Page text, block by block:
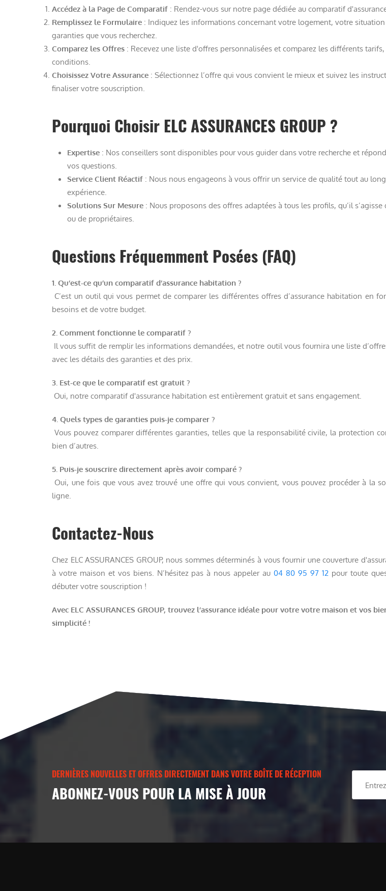
Accédez à la Page de Comparatif : Rendez-vous sur notre page dédiée au comparatif
Remplissez le Formulaire : Indiquez les informations concernant votre logement, votre
garanties que vous recherchez.
Comparez les Offres : Recevez une liste d'offres personnalisées et comparez les différents
conditions.
Choisissez Votre Assurance : Sélectionnez l’offre qui vous convient le mieux et suivez les
finaliser votre souscription.
Pourquoi Choisir ELC ASSURANCES GROUP ?
Expertise : Nos conseillers sont disponibles pour vous guider dans votre recherche et
vos questions.
Service Client Réactif : Nous nous engageons à vous offrir un service de qualité tout au
expérience.
Solutions Sur Mesure : Nous proposons des offres adaptées à tous les profils, qu’il s’agisse
ou de propriétaires.
Questions Fréquemment Posées (FAQ)
1. Qu’est-ce qu’un comparatif d’assurance habitation ?
C’est un outil qui vous permet de comparer les différentes offres d’assurance habitation en
besoins et de votre budget.
2. Comment fonctionne le comparatif ?
Il vous suffit de remplir les informations demandées, et notre outil vous fournira une liste
avec les détails des garanties et des prix.
3. Est-ce que le comparatif est gratuit ?
Oui, notre comparatif d'assurance habitation est entièrement gratuit et sans engagement.
4. Quels types de garanties puis-je comparer ?
Vous pouvez comparer différentes garanties, telles que la responsabilité civile, la protection
bien d’autres.
5. Puis-je souscrire directement après avoir comparé ?
Oui, une fois que vous avez trouvé une offre qui vous convient, vous pouvez procéder à la
ligne.
Contactez-Nous
Chez ELC ASSURANCES GROUP, nous sommes déterminés à vous fournir une couverture
à votre maison et vos biens. N’hésitez pas à nous appeler au04 80 95 97 12pour toute
débuter votre souscription !
Avec ELC ASSURANCES GROUP, trouvez l’assurance idéale pour votre votre maison et vos
simplicité !
DERNIÈRES NOUVELLES ET OFFRES DIRECTEMENT DANS VOTRE BOÎTE DE RÉCEPTION
ABONNEZ-VOUS POUR LA MISE À JOUR